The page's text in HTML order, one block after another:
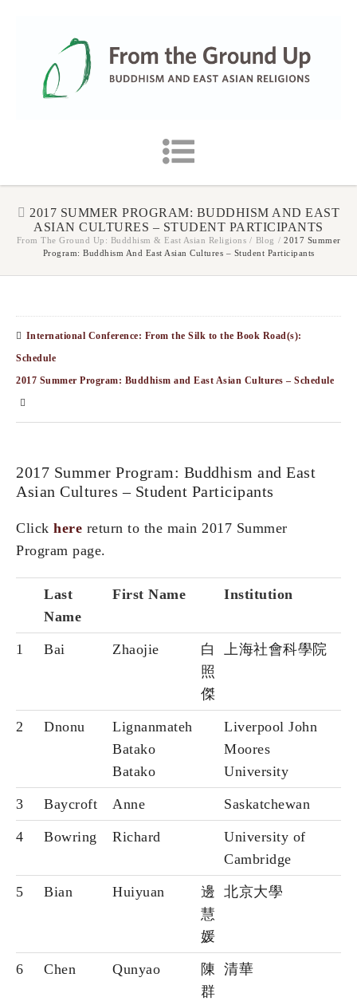
2017 SUMMER PROGRAM: BUDDHISM AND EAST
ASIAN CULTURES – STUDENT PARTICIPANTS
From The Ground Up: Buddhism & East Asian Religions / Blog / 2017 Summer
Program: Buddhism And East Asian Cultures – Student Participants
International Conference: From the Silk to the Book Road(s):
Schedule
2017 Summer Program: Buddhism and East Asian Cultures – Schedule
2017 Summer Program: Buddhism and East
Asian Cultures – Student Participants
Click here return to the main 2017 Summer
Program page.
Last
Name
First Name Institution
1 Bai Zhaojie
白
照
傑
上海社會科學院
2 Dnonu
Lignanmateh
Batako
Batako
Liverpool John
Moores
University
3 Baycroft Anne Saskatchewan
4 Bowring Richard
University of
Cambridge
5 Bian Huiyuan
邊
慧
媛
北京大學
6 Chen Qunyao
陳
群
清華